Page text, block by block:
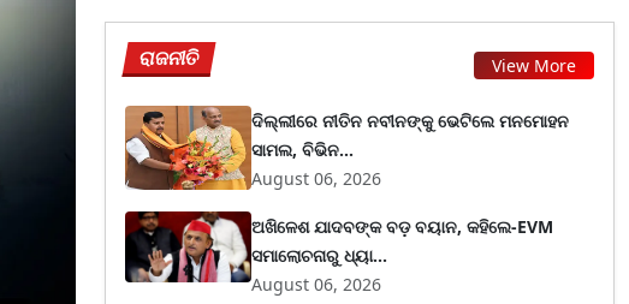
ରାଜନୀତି View More
ଦିଲ୍ଲୀରେ ନୀତିନ ନବୀନଙ୍କୁ ଭେଟିଲେ ମନମୋହନ
ସାମଲ, ବିଭିନ...
August 06, 2026
ଅଖିଳେଶ ଯାଦବଙ୍କ ବଡ଼ ବୟାନ, କହିଲେ-EVM
ସମାଲୋଚନାରୁ ଧ୍ୟା...
August 06, 2026